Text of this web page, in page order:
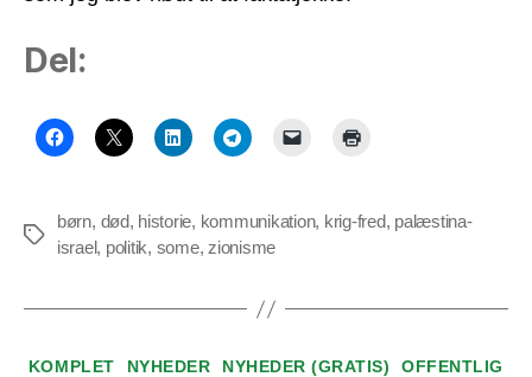
Del:
Tags
børn, død, historie, kommunikation, krig-fred, palæstina-
israel, politik, some, zionisme
Kategorier
KOMPLET NYHEDER NYHEDER (GRATIS) OFFENTLIG